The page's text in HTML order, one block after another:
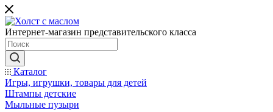
Интернет-магазин представительского класса
Каталог
Игры, игрушки, товары для детей
Штампы детские
Мыльные пузыри